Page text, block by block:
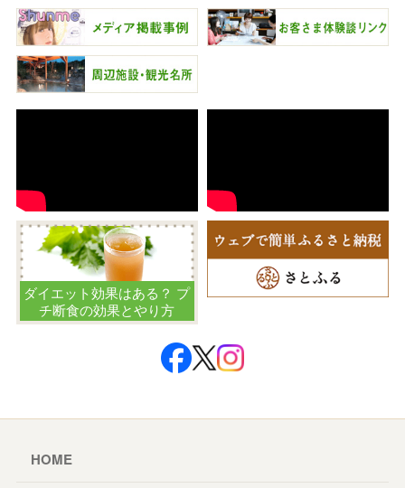
ダイエット効果はある？ プ
チ断食の効果とやり方
HOME